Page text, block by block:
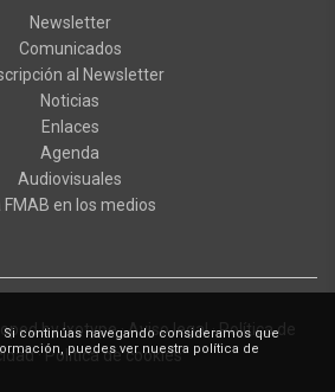
continúas navegando consideramos que
puedes ver nuestra política de
Newsletter
Comunicados
al Newsletter
Noticias
Enlaces
Agenda
Audiovisuales
FMAB en los medios
byIxotype·Aviso legal·Política de
·Política de cookies